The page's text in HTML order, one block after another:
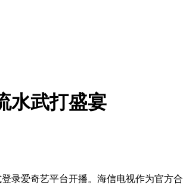
水武打盛宴
录爱奇艺平台开播。海信电视作为官方